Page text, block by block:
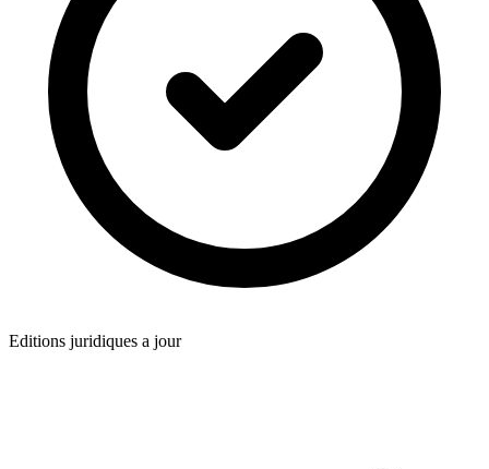
Editions juridiques a jour